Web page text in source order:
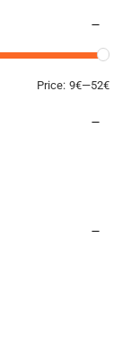
Price: 9€—52€